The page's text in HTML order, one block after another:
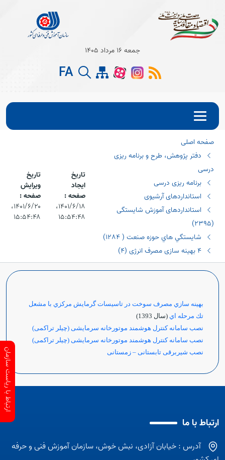
Open
جمعه 16 مرداد 1405
FA
صفحه اصلی
دفتر پژوهش، طرح و برنامه ریزی
درسی
برنامه ریزی درسی
استانداردهای آرشیوی
استانداردهای آموزش شایستگی
(٢٣٩٥)
شايستگي هاي حوزه صنعت ( ١٢٨٤)
٤ بهینه سازی مصرف انرژی (٤)
تاریخ
ایجاد
صفحه :
۱۴۰۱/۶/۱۸،‏
۱۵:۵۴:۴۸
تاریخ
ویرایش
صفحه :
۱۴۰۱/۶/۲۰،‏
۱۵:۵۴:۴۸
بهينه سازي مصرف سوخت در تاسيسات گرمايش مركزي با مشعل
تك مرحله اي (سال 1393)
نصب سامانه کنترل هوشمند موتورخانه سرمایشی (چیلر تراکمی)
نصب سامانه کنترل هوشمند موتورخانه سرمایشی (چیلر تراکمی)
نصب شیربرقی تابستانی – زمستانی
ارتباط با ما
آدرس : خیابان آزادی، نبش خوش، سازمان آموزش فنی و حرفه
ارتباط با ریاست سازمان